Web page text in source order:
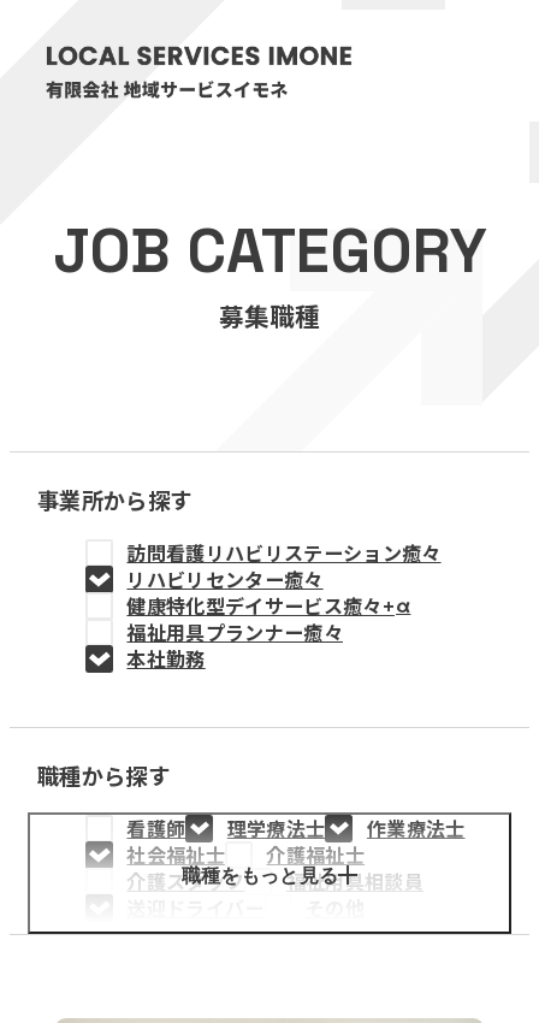
医療・介護事業
訪問看護リハビリステーション癒々
福祉用具プランナー癒々
教育事業
姫路中央こども園
姫路中央保育園
採用情報
医療・介護事業
募集職種
JOB CATEGORY
募集職種
事業所から探す
訪問看護リハビリステーション癒々
リハビリセンター癒々
健康特化型デイサービス癒々+α
福祉用具プランナー癒々
本社勤務
職種から探す
看護師 理学療法士
作業療法士
社会福祉士
介護福祉士
介護スタッフ
福祉用具相談員
職種をもっと見る